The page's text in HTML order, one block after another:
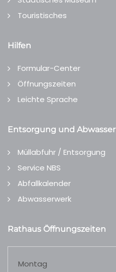
Touristisches
Hilfen
Formular-Center
Öffnungszeiten
Leichte Sprache
Entsorgung und Abwasser
Müllabfuhr / Entsorgung
Service NBS
Abfallkalender
Abwasserwerk
Rathaus Öffnungszeiten
Montag